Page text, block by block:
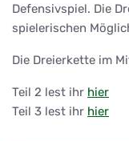
Defensivspiel. Die
spielerischen
Die Dreierkette im
Teil 2 lest ihr hier
Teil 3 lest ihr hier